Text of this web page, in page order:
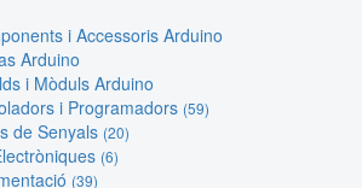
i Accessoris Arduino
Arduino
i Mòduls Arduino
i Programadors (59)
de Senyals (20)
(6)
(39)